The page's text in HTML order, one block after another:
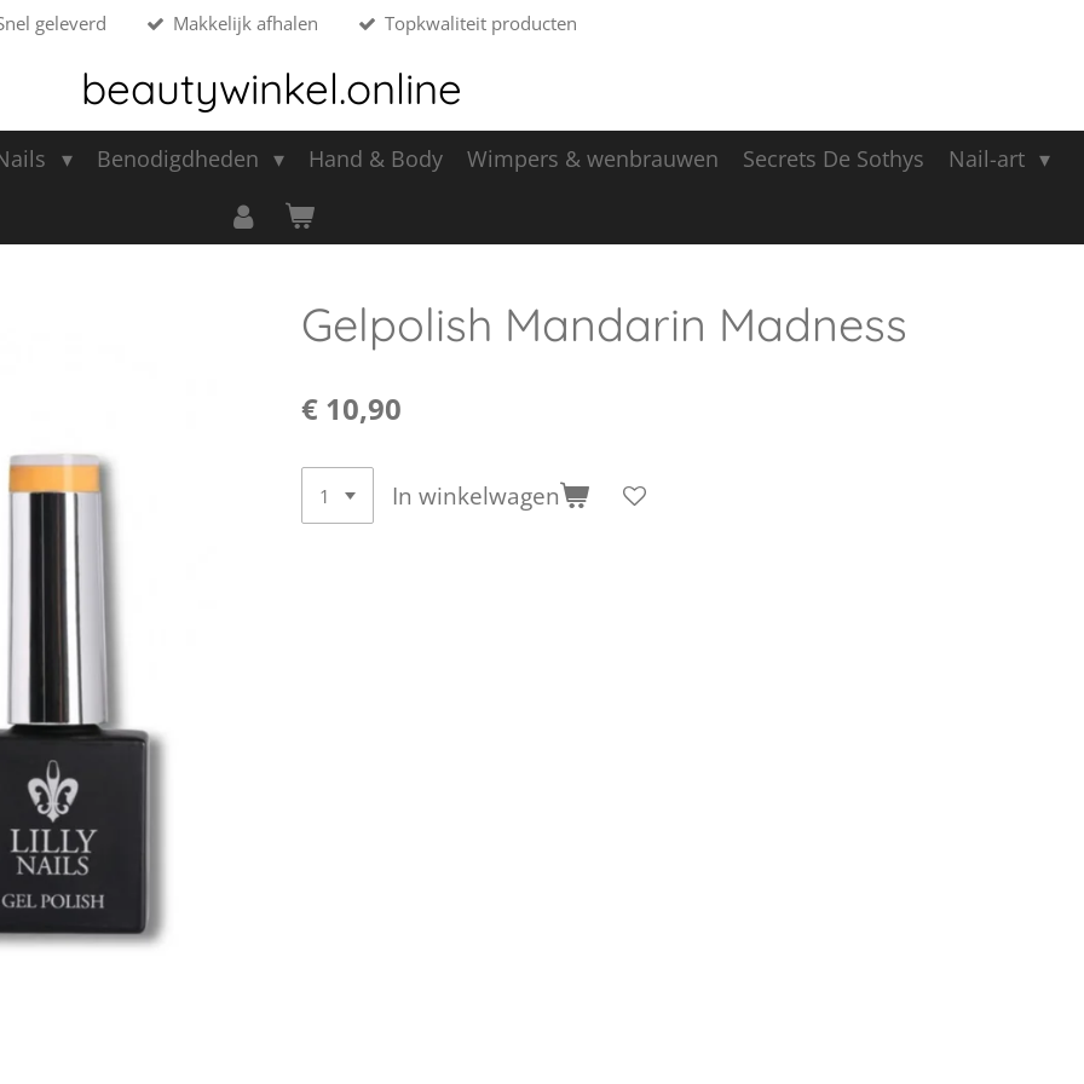
geleverd Makkelijk afhalen Topkwaliteit producten
beautywinkel.online
Benodigdheden Hand & Body Wimpers & wenbrauwen Secrets De Sothys Nail-art
Gelpolish Mandarin Madness
€ 10,90
In winkelwagen